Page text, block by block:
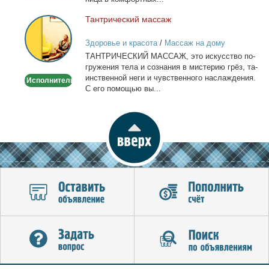
Тантрический
массаж
Исполнитель
Тан­три­че­ский мас­саж
Здоровье и красота/ Массаж на дому
ТАНТРИЧЕСКИЙ МАССАЖ, это ис­кус­ство по­
гру­же­ния те­ла и со­зна­ния в ми­сте­рию грёз, та­
ин­ствен­ной неги и чув­ствен­но­го на­сла­жде­ния.
С его по­мо­щью вы...